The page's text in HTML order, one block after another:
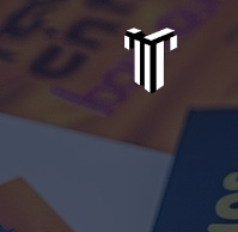
Aller
au
contenu